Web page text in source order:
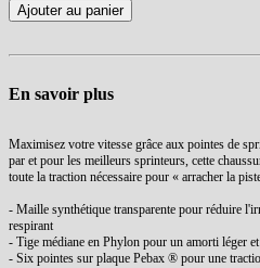
Ajouter au panier
En savoir plus
Maximisez votre vitesse grâce aux pointes de
par et pour les meilleurs sprinteurs, cette
toute la traction nécessaire pour « arracher la
- Maille synthétique transparente pour réduire
respirant
- Tige médiane en Phylon pour un amorti léger
- Six pointes sur plaque Pebax ® pour une